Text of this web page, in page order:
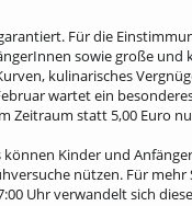
Für die
sowie große und
kulinarisches
wartet ein
Zeitraum statt 5,00 Euro
Kinder und
nützen. Für mehr
Uhr verwandelt sich